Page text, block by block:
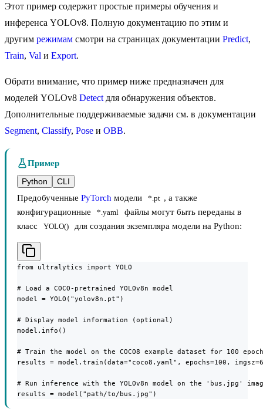
Этот пример содержит простые примеры обучения и
инференса YOLOv8. Полную документацию по этим и
другим режимам смотри на страницах документации Predict,
Train, Val и Export.
Обрати внимание, что пример ниже предназначен для
моделей YOLOv8 Detect для обнаружения объектов.
Дополнительные поддерживаемые задачи см. в документации
Segment, Classify, Pose и OBB.
Пример
Python
CLI
Предобученные PyTorch модели *.pt , а также
конфигурационные
*.yaml
файлы могут быть переданы в
класс
YOLO() для создания экземпляра модели на Python:
from ultralytics import YOLO
# Load a COCO-pretrained YOLOv8n model
model = YOLO("yolov8n.pt")
# Display model information (optional)
model.info()
# Train the model on the COCO8 example dataset for 100
results = model.train(data="coco8.yaml", epochs=100,
# Run inference with the YOLOv8n model on the 'bus.jpg'
results = model("path/to/bus.jpg")